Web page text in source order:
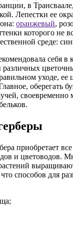
в
Лепестки ее
оранжевый,
которого не
среде:
себя в
различных
уходе, ее
оберегать
своевременно
приобретает
и цветоводов.
способов для